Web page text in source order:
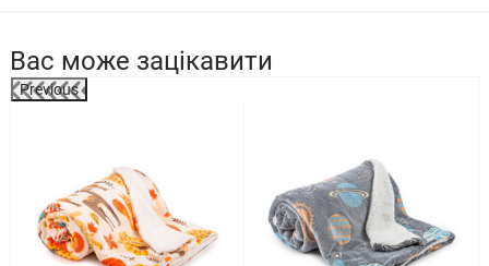
Вас може зацікавити
Previous